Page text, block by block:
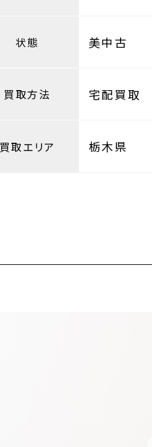
状態 美中古
買取方法 宅配買取
買取エリア 栃木県